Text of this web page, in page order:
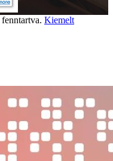
Kiemelt